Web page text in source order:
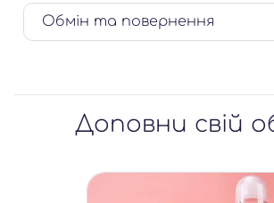
Обмін та повернення
Доповни свій